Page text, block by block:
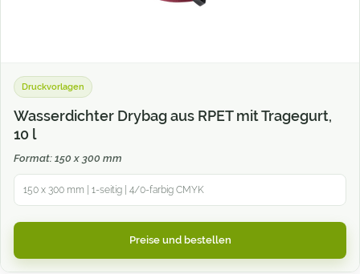
Druckvorlagen
Wasserdichter Drybag aus RPET mit Tragegurt,
10 l
Format: 150 x 300 mm
150 x 300 mm | 1-seitig | 4/0-farbig CMYK
Preise und bestellen